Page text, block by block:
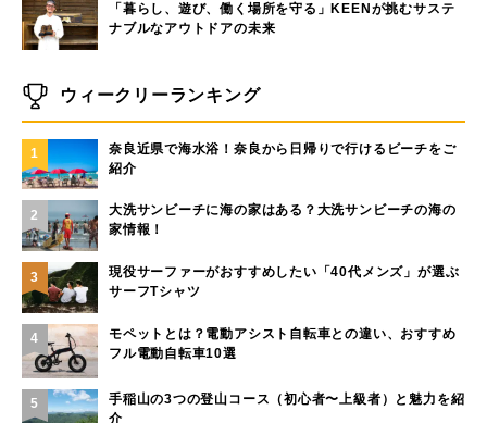
「暮らし、遊び、働く場所を守る」KEENが挑むサステ
ナブルなアウトドアの未来
ウィークリーランキング
1
奈良近県で海水浴！奈良から日帰りで行けるビーチをご
紹介
2
大洗サンビーチに海の家はある？大洗サンビーチの海の
家情報！
3
現役サーファーがおすすめしたい「40代メンズ」が選ぶ
サーフTシャツ
4
モペットとは？電動アシスト自転車との違い、おすすめ
フル電動自転車10選
5
手稲山の3つの登山コース（初心者〜上級者）と魅力を紹
介